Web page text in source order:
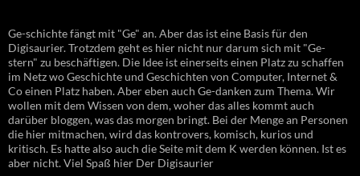
Ge-schichte fängt mit "Ge" an. Aber das ist eine Basis für den
Digisaurier. Trotzdem geht es hier nicht nur darum sich mit "Ge-
stern" zu beschäftigen. Die Idee ist einerseits einen Platz zu schaffen
im Netz wo Geschichte und Geschichten von Computer, Internet &
Co einen Platz haben. Aber eben auch Ge-danken zum Thema. Wir
wollen mit dem Wissen von dem, woher das alles kommt auch
darüber bloggen, was das morgen bringt. Bei der Menge an Personen
die hier mitmachen, wird das kontrovers, komisch, kurios und
kritisch. Es hatte also auch die Seite mit dem K werden können. Ist es
aber nicht. Viel Spaß hier Der Digisaurier